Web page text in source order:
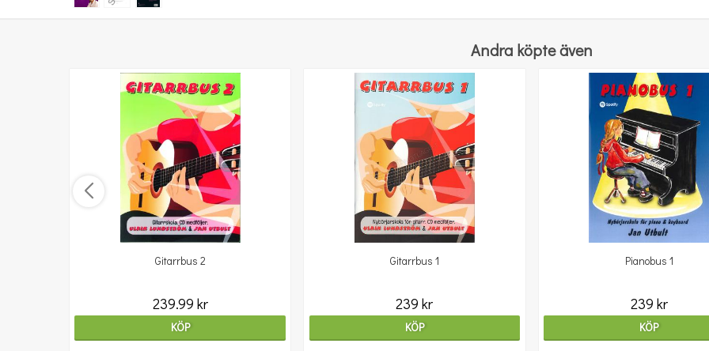
Andra köpte även
Gitarrbus 2
239.99 kr
KÖP
Gitarrbus 1
239 kr
KÖP
Pianobus 1
239 kr
KÖP